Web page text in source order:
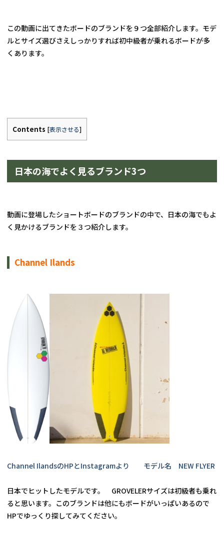
この動画に出てきたボードのブランドを９つ全部紹介します。モデ
ルとサイズ選びさえしっかりすれば初中級者が乗れるボードが多
くあります。
Contents [表示させる]
日本の海でよく見るブランド3つ
動画に登場したショートボードのブランドの中で、日本の海でもよ
く見かけるブランドを３つ紹介します。
Channel Ilands
Channel IlandsのHPとInstagramより　　モデル名　NEW FLYER
日本でヒットしたモデルです。　GROVELERサイズは初級者も乗れ
ると思います。このブランドは他にもボードがいっぱいあるので
HPでゆっくり探してみてください。